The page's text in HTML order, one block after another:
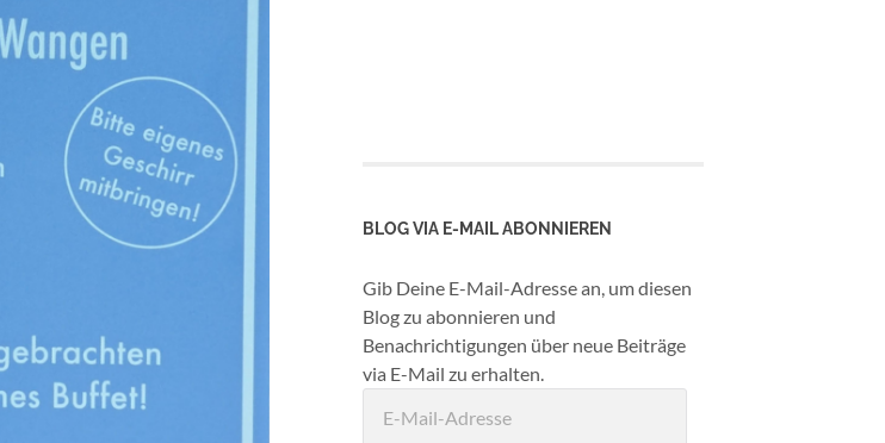
BLOG VIA E-MAIL ABONNIEREN
Gib Deine E-Mail-Adresse an, um diesen
Blog zu abonnieren und
Benachrichtigungen über neue Beiträge
via E-Mail zu erhalten.
Mail-